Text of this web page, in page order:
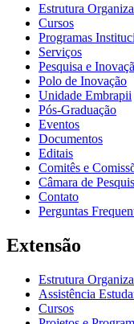
Estrutura
Cursos
Programas
Serviços
Pesquisa e
Polo de Inovação
Unidade Embrapii
Pós-Graduação
Eventos
Documentos
Editais
Comitês e
Câmara de
Contato
Perguntas
Extensão
Estrutura
Assistência
Cursos